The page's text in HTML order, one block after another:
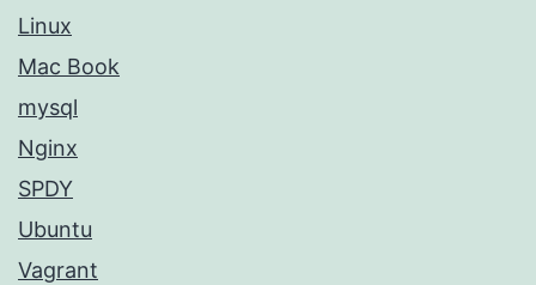
Linux
Mac Book
mysql
Nginx
SPDY
Ubuntu
Vagrant